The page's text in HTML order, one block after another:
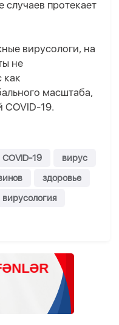
случаев протекает
вирусологи, на
не
как
масштаба,
19.
COVID-19
вирус
здоровье
вирусология